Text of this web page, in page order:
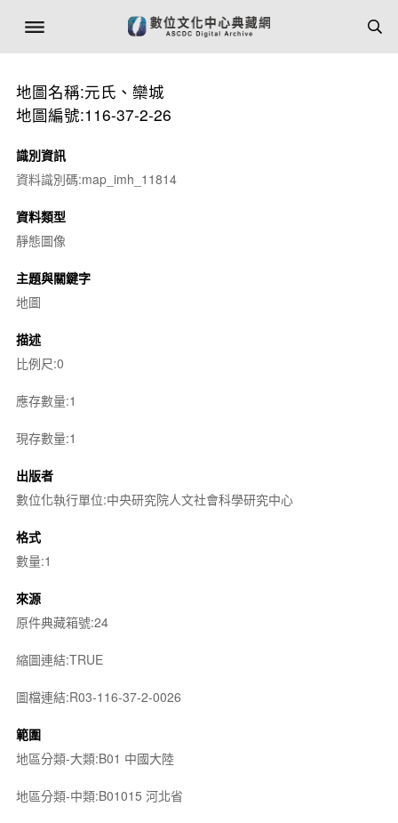
地圖名稱:元氏、欒城
地圖編號:116-37-2-26
識別資訊
資料識別碼:map_imh_11814
資料類型
靜態圖像
主題與關鍵字
地圖
描述
比例尺:0
應存數量:1
現存數量:1
出版者
數位化執行單位:中央研究院人文社會科學研究中心
格式
數量:1
來源
原件典藏箱號:24
縮圖連結:TRUE
圖檔連結:R03-116-37-2-0026
範圍
地區分類-大類:B01 中國大陸
地區分類-中類:B01015 河北省